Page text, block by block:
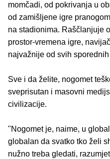
momčadi, od pokrivanja u
od zamišljene igre
na stadionima. Raščlanjuje
prostor-vremena igre,
najvažnije od svih
Sve i da želite, nogomet
sveprisutan i masovni
civilizacije.
"Nogomet je, naime, u
globalan da svatko tko želi
nužno treba gledati,